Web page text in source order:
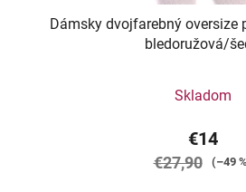
Dámsky dvojfarebný oversize
bledoružová/
Skladom
€14
€27,90 (–49